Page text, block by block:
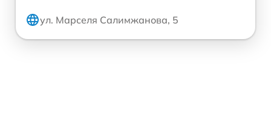
ул. Марселя Салимжанова, 5